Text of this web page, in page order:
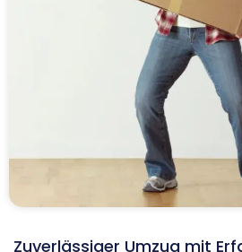
Zuverlässiger Umzug mit